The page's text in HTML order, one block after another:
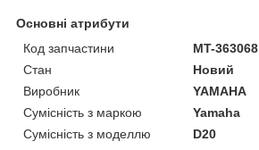
Основні атрибути
Код запчастини
MT-363068
Стан
Новий
Виробник
YAMAHA
Сумісність з маркою
Yamaha
Сумісність з моделлю
D20